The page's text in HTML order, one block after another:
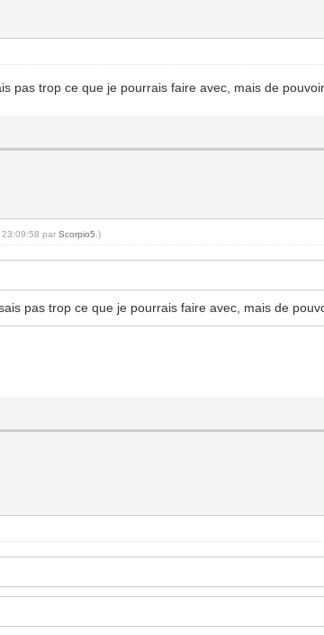
pas trop ce que je pourrais faire avec, mais de
23:09:58 parScorpio5 .)
pas trop ce que je pourrais faire avec, mais de